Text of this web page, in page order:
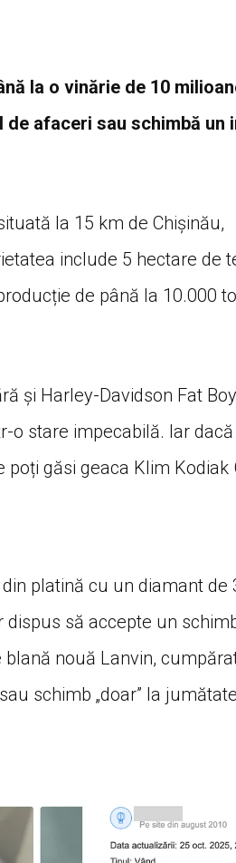
la o vinărie de 10
afaceri sau schimbă un
la 15 km de Chișinău,
include 5 hectare de
de până la 10.000
și Harley-Davidson Fat
o stare impecabilă. Iar
găsi geaca Klim Kodiak
platină cu un diamant de
să accepte un
nouă Lanvin,
schimb „doar” la